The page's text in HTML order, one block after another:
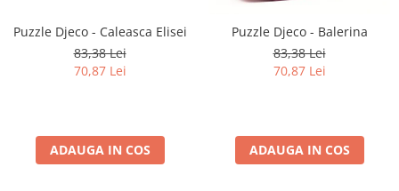
Puzzle Djeco - Caleasca Elisei
83,38 Lei
70,87 Lei
ADAUGA IN COS
Puzzle Djeco - Balerina
83,38 Lei
70,87 Lei
ADAUGA IN COS